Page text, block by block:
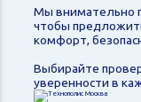
Мы внимательно
чтобы
комфорт,
Выбирайте
уверенности в